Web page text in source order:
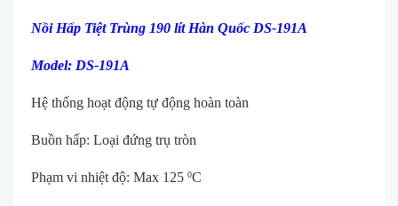
Nồi Hấp Tiệt Trùng 190 lít Hàn Quốc DS-191A
Model: DS-191A
Hệ thống hoạt động tự động hoàn toàn
Buồn hấp: Loại đứng trụ tròn
Phạm vi nhiệt độ: Max 125 0C